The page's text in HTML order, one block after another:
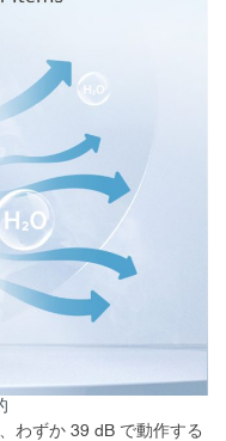
わずか 39 dB で動作する